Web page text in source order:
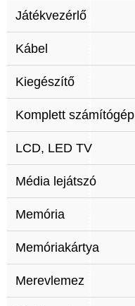
Játékvezérlő
Kábel
Kiegészítő
Komplett számítógép
LCD, LED TV
Média lejátszó
Memória
Memóriakártya
Merevlemez